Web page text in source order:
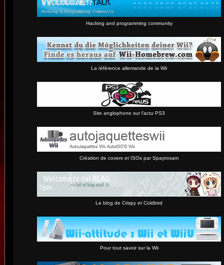
Hacking and programming community
La référence allemande de la Wii
Site anglophone sur l'actu PS3
Création de covers et ISOs par Spayrosam
Le blog de Crispy et Coldbird
Pour tout savoir sur la Wii